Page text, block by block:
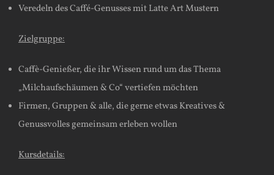
Veredeln des Caffé-Genusses mit Latte Art Mustern
Zielgruppe:
Caffè-Genießer, die ihr Wissen rund um das Thema
„Milchaufschäumen & Co“ vertiefen möchten
Firmen, Gruppen & alle, die gerne etwas Kreatives &
Genussvolles gemeinsam erleben wollen
Kursdetails: